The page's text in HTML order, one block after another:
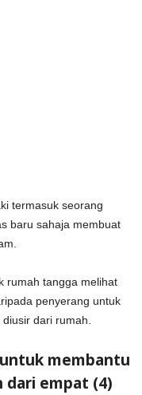
termasuk seorang
baru sahaja membuat
rumah tangga melihat
penyerang untuk
dari rumah.
membantu
dari empat (4)